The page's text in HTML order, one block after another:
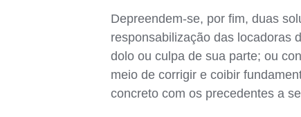
Depreendem-se, por fim, duas
responsabilização das locadoras
dolo ou culpa de sua parte; ou
meio de corrigir e coibir
concreto com os precedentes a